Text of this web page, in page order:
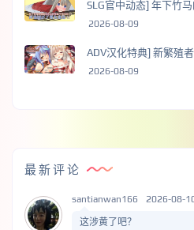
SLG官中动态] 年下竹
2026-08-09
ADV汉化特典] 新繁殖
2026-08-09
最新评论
santianwan166 2026-08-
这涉黄了吧？